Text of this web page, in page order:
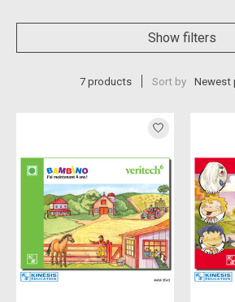
Show filters
7 products Sort by Newest